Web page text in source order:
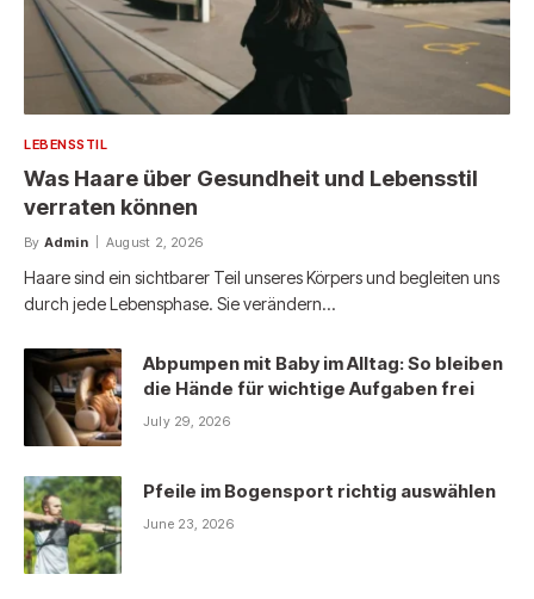
LEBENSSTIL
Was Haare über Gesundheit und Lebensstil
verraten können
By Admin August 2, 2026
Haare sind ein sichtbarer Teil unseres Körpers und begleiten uns
durch jede Lebensphase. Sie verändern…
Abpumpen mit Baby im Alltag: So bleiben
die Hände für wichtige Aufgaben frei
July 29, 2026
Pfeile im Bogensport richtig auswählen
June 23, 2026